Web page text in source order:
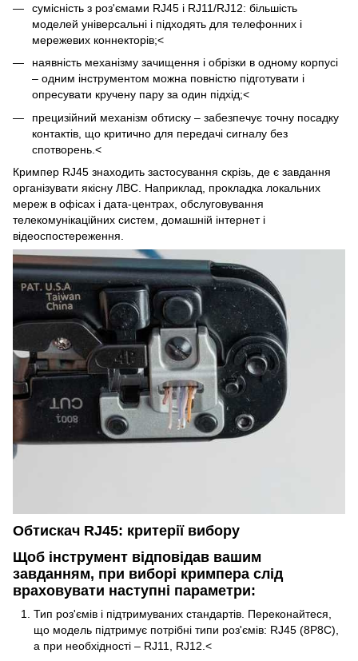
сумісність з роз'ємами RJ45 і RJ11/RJ12: більшість
моделей універсальні і підходять для телефонних і
мережевих коннекторів;<
наявність механізму зачищення і обрізки в одному корпусі
– одним інструментом можна повністю підготувати і
опресувати кручену пару за один підхід;<
прецизійний механізм обтиску – забезпечує точну посадку
контактів, що критично для передачі сигналу без
спотворень.<
Кримпер RJ45 знаходить застосування скрізь, де є завдання
організувати якісну ЛВС. Наприклад, прокладка локальних
мереж в офісах і дата-центрах, обслуговування
телекомунікаційних систем, домашній інтернет і
відеоспостереження.
Обтискач RJ45: критерії вибору
Щоб інструмент відповідав вашим
завданням, при виборі кримпера слід
враховувати наступні параметри:
Тип роз'ємів і підтримуваних стандартів. Переконайтеся,
що модель підтримує потрібні типи роз'ємів: RJ45 (8P8C),
а при необхідності – RJ11, RJ12.<